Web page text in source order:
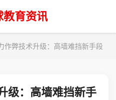
教育资讯
作弊技术升级：高墙难挡新手段
级：高墙难挡新手